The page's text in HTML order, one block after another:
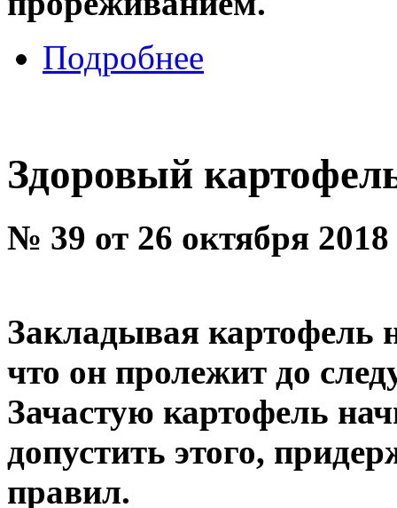
Подробнее
Здоровый
№ 39 от 26 октября
Закладывая картофель
что он пролежит до
Зачастую картофель
допустить этого,
правил.